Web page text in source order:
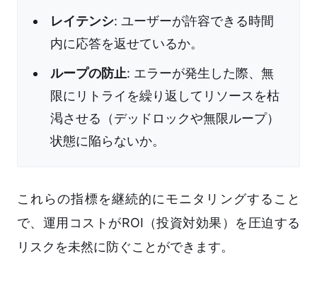
レイテンシ: ユーザーが許容できる時間
内に応答を返せているか。
ループの防止: エラーが発生した際、無
限にリトライを繰り返してリソースを枯
渇させる（デッドロックや無限ループ）
状態に陥らないか。
これらの指標を継続的にモニタリングすること
で、運用コストがROI（投資対効果）を圧迫する
リスクを未然に防ぐことができます。